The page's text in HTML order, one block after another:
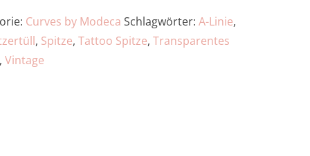
Curves by Modeca Schlagwörter: A-Linie,
, Spitze, Tattoo Spitze, Transparentes
, Vintage